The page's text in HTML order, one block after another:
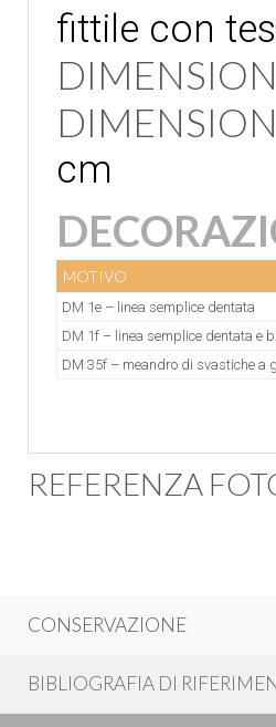
fittile con
cm
MOTIVO
DM 1e – linea semplice dentata
DM 1f – linea semplice dentata e
DM 35f – meandro di svastiche a
REFERENZA
CONSERVAZIONE
BIBLIOGRAFIA DI